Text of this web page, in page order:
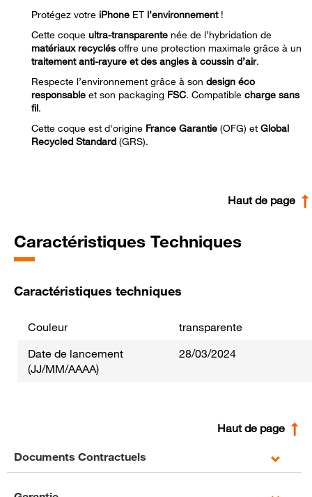
Protégez votre iPhone ET l’environnement!
Cette coque ultra-transparente née de l’hybridation de
matériaux recyclés offre une protection maximale grâce à un
traitement anti-rayure et des angles à coussin d’air.
Respecte l’environnement grâce à son design éco
responsable et son packaging FSC. Compatible charge sans
fil.
Cette coque est d'origine France Garantie (OFG) et Global
Recycled Standard (GRS).
Haut de page
Caractéristiques Techniques
Caractéristiques techniques
Couleur
transparente
Date de lancement
(JJ/MM/AAAA)
28/03/2024
Haut de page
Documents Contractuels